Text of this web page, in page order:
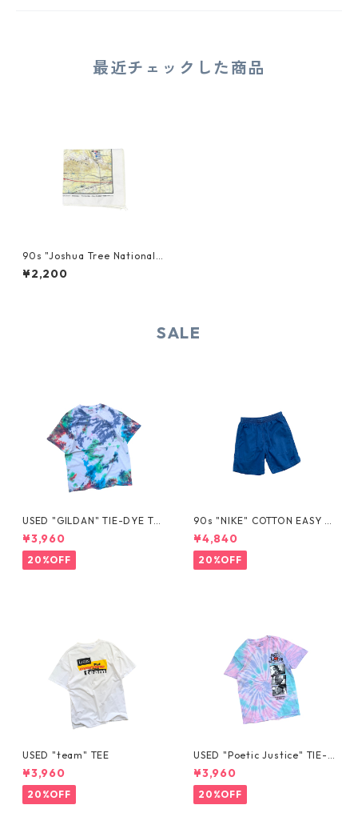
最近チェックした商品
90s "Joshua Tree National
Park" BANDANA
¥2,200
SALE
USED "GILDAN" TIE-DYE TE
E
¥3,960
20%OFF
90s "NIKE" COTTON EASY S
HORTS
¥4,840
20%OFF
USED "team" TEE
¥3,960
20%OFF
USED "Poetic Justice" TIE-D
YE TEE
¥3,960
20%OFF